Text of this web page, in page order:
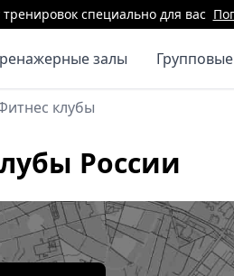
специально для вас
залы
клубы
России